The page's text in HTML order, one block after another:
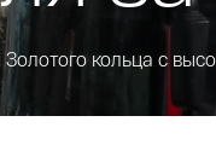
кольца с